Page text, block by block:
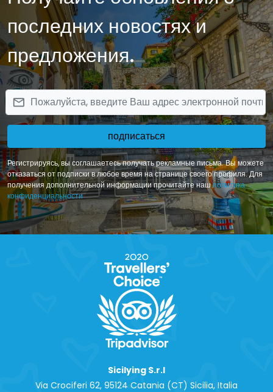
проведения отпуска для любителей вина со всего мира.
последних новостях и
предложения.
email
подписаться
Регистрируясь, вы соглашаетесь получать рекламные письма. Вы можете
отказаться от подписки в любое время на странице своего профиля. Для
получения дополнительной информации прочитайте нашполитика
конфиденциальности
Sicilying S.r.l
Via Crociferi 62, 95124 Catania (CT) Sicilia, Italia